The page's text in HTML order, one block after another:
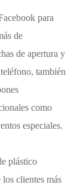
para
de
de apertura y
también
como
especiales.
plástico
clientes más